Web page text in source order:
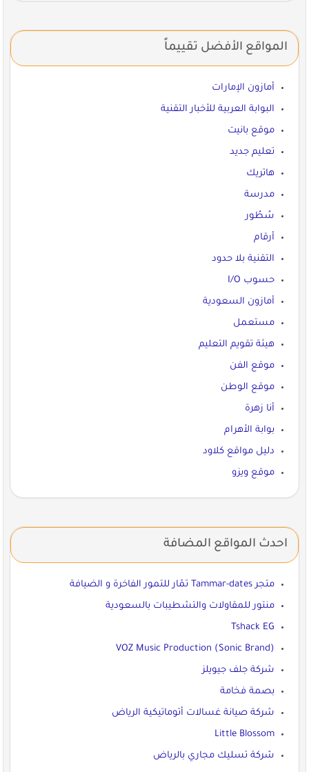
المواقع الأفضل تقييماً
أمازون الإمارات
البوابة العربية للأخبار التقنية
موقع بانيت
تعليم جديد
هاتريك
مدرسة
سُطُور
أرقام
التقنية بلا حدود
حسوب I/O
أمازون السعودية
مستعمل
هيئة تقويم التعليم
موقع الفن
موقع الوطن
أنا زهرة
بوابة الأهرام
دليل مواقع كلاود
موقع ويزو
احدث المواقع المضافة
متجر Tammar-dates تمّار للتمور الفاخرة و الضيافة
منتور للمقاولات والتشطيبات بالسعودية
Tshack EG
VOZ Music Production (Sonic Brand)
شركة جلف جيويلز
بصمة فخامة
شركة صيانة غسالات أتوماتيكية الرياض
Little Blossom
شركة تسليك مجاري بالرياض